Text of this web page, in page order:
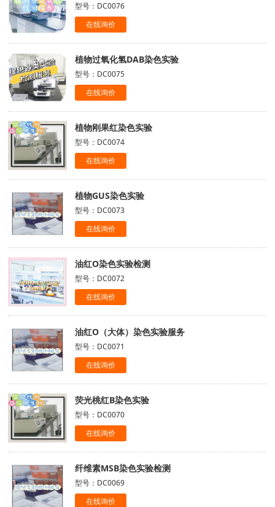
型号：DC0076
在线询价
植物过氧化氢DAB染色实验
型号：DC0075
在线询价
植物刚果红染色实验
型号：DC0074
在线询价
植物GUS染色实验
型号：DC0073
在线询价
油红O染色实验检测
型号：DC0072
在线询价
油红O（大体）染色实验服务
型号：DC0071
在线询价
荧光桃红B染色实验
型号：DC0070
在线询价
纤维素MSB染色实验检测
型号：DC0069
在线询价